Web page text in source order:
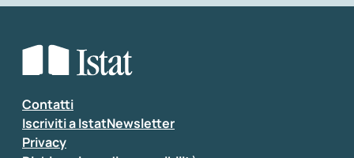
Seleziona la tipologia della segnalazione
Inserisci il tuo commento
Contatti
Iscriviti a IstatNewsletter
Privacy